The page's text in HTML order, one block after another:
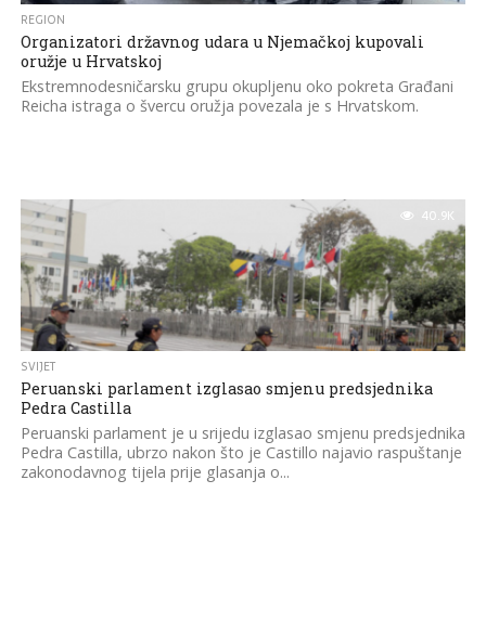
REGION
Organizatori državnog udara u Njemačkoj kupovali
oružje u Hrvatskoj
Ekstremnodesničarsku grupu okupljenu oko pokreta Građani
Reicha istraga o švercu oružja povezala je s Hrvatskom.
40.9K
SVIJET
Peruanski parlament izglasao smjenu predsjednika
Pedra Castilla
Peruanski parlament je u srijedu izglasao smjenu predsjednika
Pedra Castilla, ubrzo nakon što je Castillo najavio raspuštanje
zakonodavnog tijela prije glasanja o...